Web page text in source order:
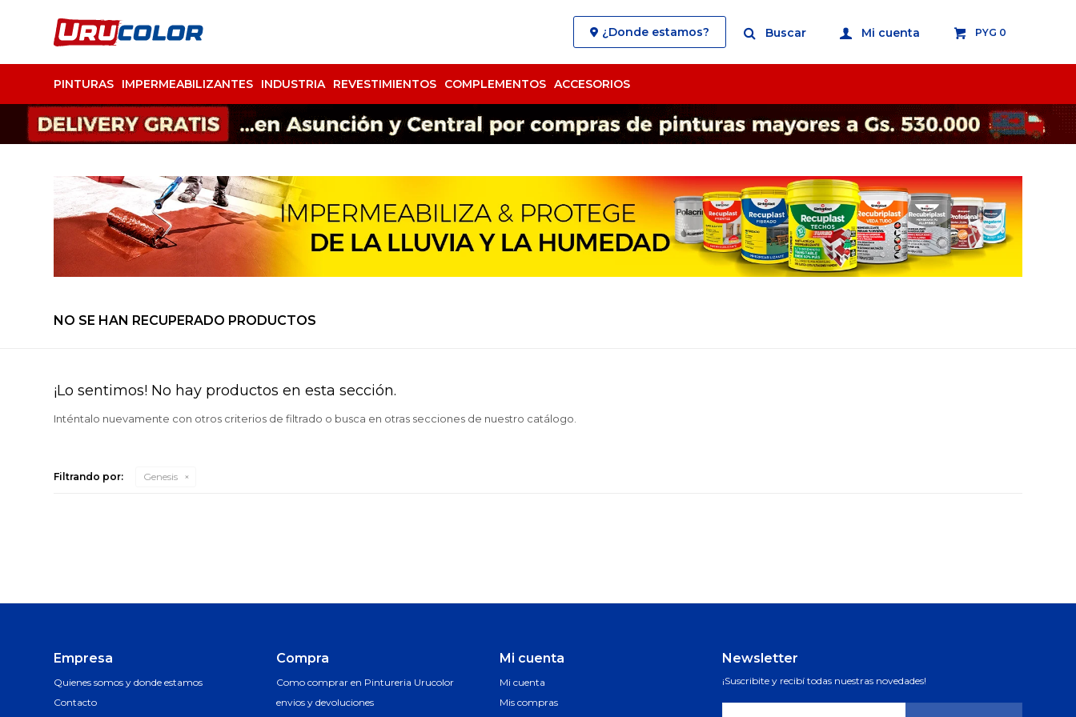
PINTURAS IMPERMEABILIZANTES INDUSTRIA REVESTIMIENTOS COMPLEMENTOS ACCESORIOS
PYG 0
¿Donde estamos?
NO SE HAN RECUPERADO PRODUCTOS
¡Lo sentimos! No hay productos en esta sección.
Inténtalo nuevamente con otros criterios de filtrado o busca en otras secciones de nuestro catálogo.
Filtrando por: Genesis
Empresa
Quienes somos y donde estamos
Contacto
Compra
Como comprar en Pintureria Urucolor
envios y devoluciones
Mi cuenta
Mi cuenta
Mis compras
Newsletter
¡Suscribite y recibí todas nuestras novedades!